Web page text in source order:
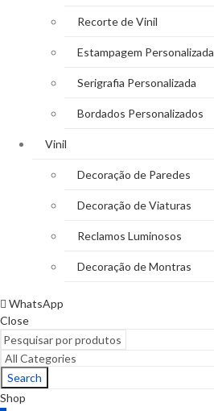
Recorte de Vinil
Estampagem Personalizada
Serigrafia Personalizada
Bordados Personalizados
Vinil
Decoração de Paredes
Decoração de Viaturas
Reclamos Luminosos
Decoração de Montras
WhatsApp
Close
Search
Shop